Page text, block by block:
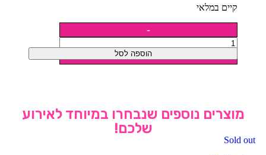
קיים במלאי
הוספה לסל
מוצרים נוספים שנבחרו במיוחד לאירוע
שלכם!
Sold out